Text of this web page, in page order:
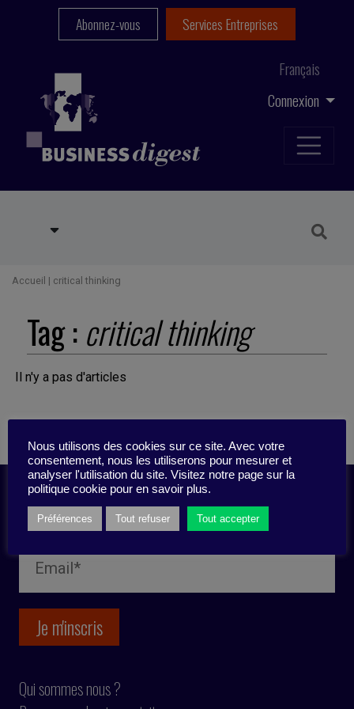
Connexion
Français
Abonnez-vous Services Entreprises
Accueil | critical thinking
Tag : critical thinking
Il n'y a pas d'articles
Inscription newsletter
Qui sommes nous ?
Nous utilisons des cookies sur ce site. Avec votre
consentement, nous les utiliserons pour mesurer et
analyser l'utilisation du site. Visitez notre page sur la
politique cookie pour en savoir plus.
Préférences Tout refuser Tout accepter